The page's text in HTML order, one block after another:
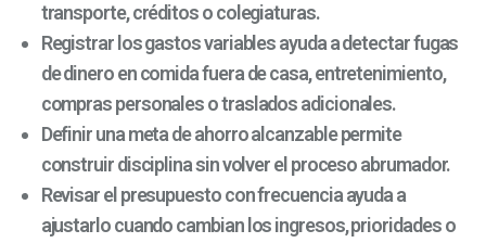
transporte, créditos o colegiaturas.
Registrar los gastos variables ayuda a detectar fugas
de dinero en comida fuera de casa, entretenimiento,
compras personales o traslados adicionales.
Definir una meta de ahorro alcanzable permite
construir disciplina sin volver el proceso abrumador.
Revisar el presupuesto con frecuencia ayuda a
ajustarlo cuando cambian los ingresos, prioridades o